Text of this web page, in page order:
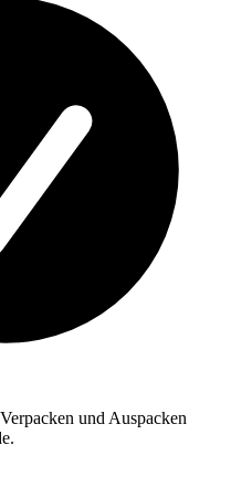
und Auspacken